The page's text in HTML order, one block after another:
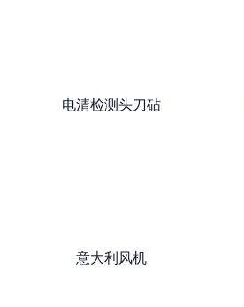
电清检测头刀砧
意大利风机